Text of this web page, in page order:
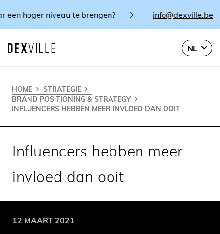
hoger niveau te brengen? info@dexville.be
NL
HOME
STRATEGIE
BRAND POSITIONING & STRATEGY
INFLUENCERS HEBBEN MEER INVLOED DAN OOIT
Influencers hebben meer
invloed dan ooit
12 MAART 2021